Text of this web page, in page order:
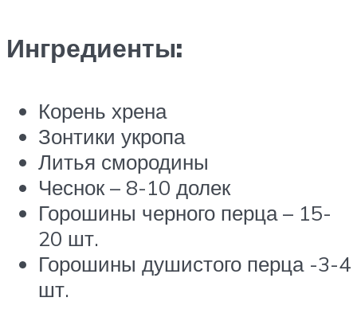
Ингредиенты:
Корень хрена
Зонтики укропа
Литья смородины
Чеснок – 8-10 долек
Горошины черного перца – 15-
20 шт.
Горошины душистого перца -3-4
шт.